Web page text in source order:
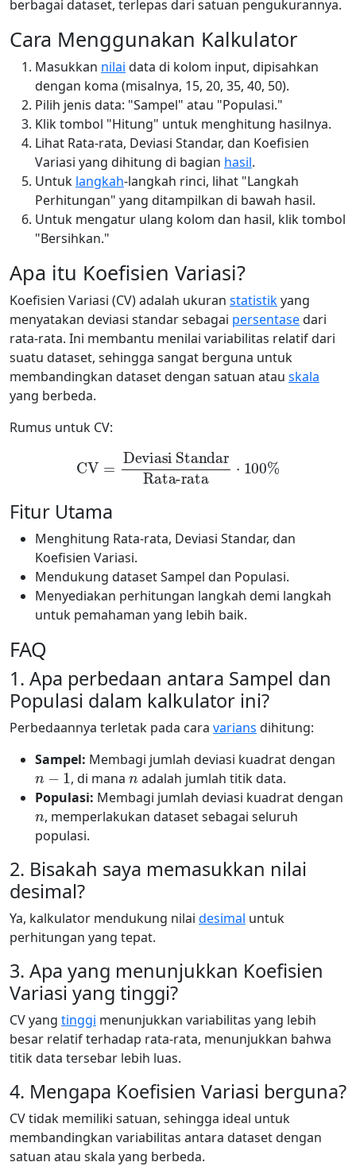
berbagai dataset, terlepas dari satuan pengukurannya.
Cara Menggunakan Kalkulator
Masukkan nilai data di kolom input, dipisahkan
dengan koma (misalnya, 15, 20, 35, 40, 50).
Pilih jenis data: "Sampel" atau "Populasi."
Klik tombol "Hitung" untuk menghitung hasilnya.
Lihat Rata-rata, Deviasi Standar, dan Koefisien
Variasi yang dihitung di bagian hasil.
Untuk langkah-langkah rinci, lihat "Langkah
Perhitungan" yang ditampilkan di bawah hasil.
Untuk mengatur ulang kolom dan hasil, klik tombol
"Bersihkan."
Apa itu Koefisien Variasi?
Koefisien Variasi (CV) adalah ukuran statistikyang
menyatakan deviasi standar sebagai persentasedari
rata-rata. Ini membantu menilai variabilitas relatif dari
suatu dataset, sehingga sangat berguna untuk
membandingkan dataset dengan satuan atau skala
yang berbeda.
Rumus untuk CV:
Deviasi StandarRata-rata
Fitur Utama
Menghitung Rata-rata, Deviasi Standar, dan
Koefisien Variasi.
Mendukung dataset Sampel dan Populasi.
Menyediakan perhitungan langkah demi langkah
untuk pemahaman yang lebih baik.
FAQ
1. Apa perbedaan antara Sampel dan
Populasi dalam kalkulator ini?
Perbedaannya terletak pada cara varians dihitung:
Sampel: Membagi jumlah deviasi kuadrat dengan
n−1
, di mana
n
adalah jumlah titik data.
Populasi: Membagi jumlah deviasi kuadrat dengan
n
, memperlakukan dataset sebagai seluruh
populasi.
2. Bisakah saya memasukkan nilai
desimal?
Ya, kalkulator mendukung nilai desimal untuk
perhitungan yang tepat.
3. Apa yang menunjukkan Koefisien
Variasi yang tinggi?
CV yang tinggi menunjukkan variabilitas yang lebih
besar relatif terhadap rata-rata, menunjukkan bahwa
titik data tersebar lebih luas.
4. Mengapa Koefisien Variasi berguna?
CV tidak memiliki satuan, sehingga ideal untuk
membandingkan variabilitas antara dataset dengan
satuan atau skala yang berbeda.